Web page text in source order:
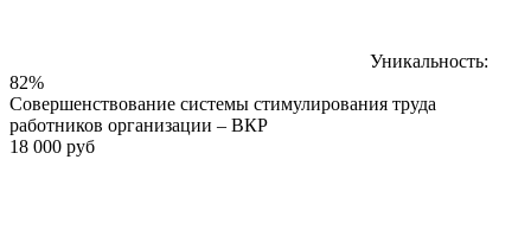
Уникальность:
82%
Совершенствование системы стимулирования труда
работников организации – ВКР
18 000 руб